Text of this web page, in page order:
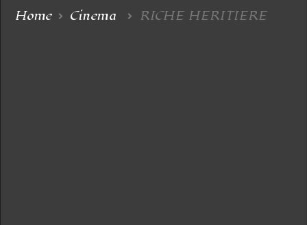
Home Cinema RICHE HERITIERE